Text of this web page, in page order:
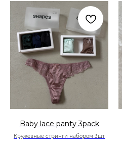
Baby lace panty 3pack
Кружевные стринги набором 3шт